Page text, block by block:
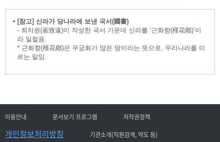
[참고] 신라가 당나라에 보낸 국서(國書)
- 최치원(崔致遠)이 작성한 국서 가운데 신라를 ‘근화향(槿花鄕)’이
라 일컬음.
* 근화향(槿花鄕)은 무궁화가 많은 땅이라는 뜻으로, 우리나라를 이
르는 말임.
이용안내 문서보기 프로그램 저작권정책
개인정보처리방침 기관소개(직원검색, 약도 등)